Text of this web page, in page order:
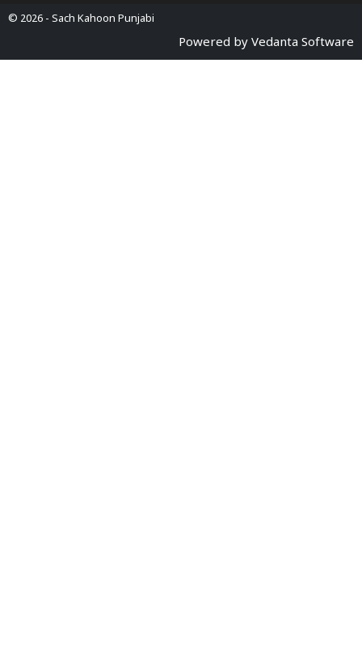
© 2026 - Sach Kahoon Punjabi
Powered by Vedanta Software